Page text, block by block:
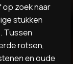
op zoek naar
stukken
Tussen
rotsen,
en oude